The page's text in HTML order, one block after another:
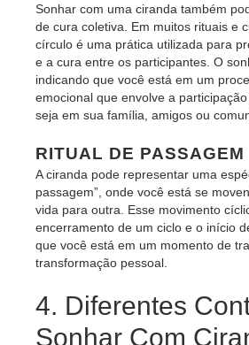
Sonhar com uma ciranda também
de cura coletiva. Em muitos rituais e
círculo é uma prática utilizada para
e a cura entre os participantes. O
indicando que você está em um
emocional que envolve a
seja em sua família, amigos ou
RITUAL DE PASSAGEM
A ciranda pode representar uma
passagem”, onde você está se
vida para outra. Esse movimento
encerramento de um ciclo e o início
que você está em um momento de
transformação pessoal.
4. Diferentes
Sonhar Com